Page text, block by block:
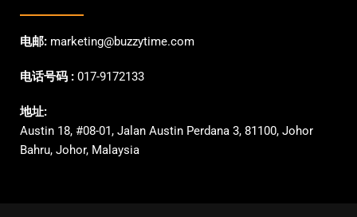
电邮: marketing@buzzytime.com
电话号码 : 017-9172133
地址:
Austin 18, #08-01, Jalan Austin Perdana 3, 81100, Johor
Bahru, Johor, Malaysia